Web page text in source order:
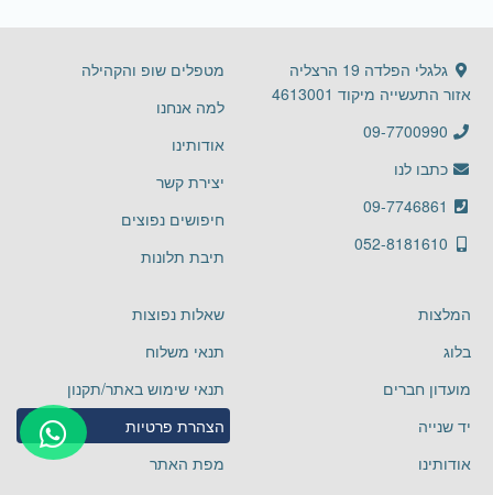
גלגלי הפלדה 19 הרצליה
אזור התעשייה מיקוד 4613001
09-7700990
כתבו לנו
09-7746861
052-8181610
מטפלים שופ והקהילה
למה אנחנו
אודותינו
יצירת קשר
חיפושים נפוצים
תיבת תלונות
המלצות
בלוג
מועדון חברים
יד שנייה
אודותינו
שאלות נפוצות
תנאי משלוח
תנאי שימוש באתר/תקנון
הצהרת פרטיות
מפת האתר